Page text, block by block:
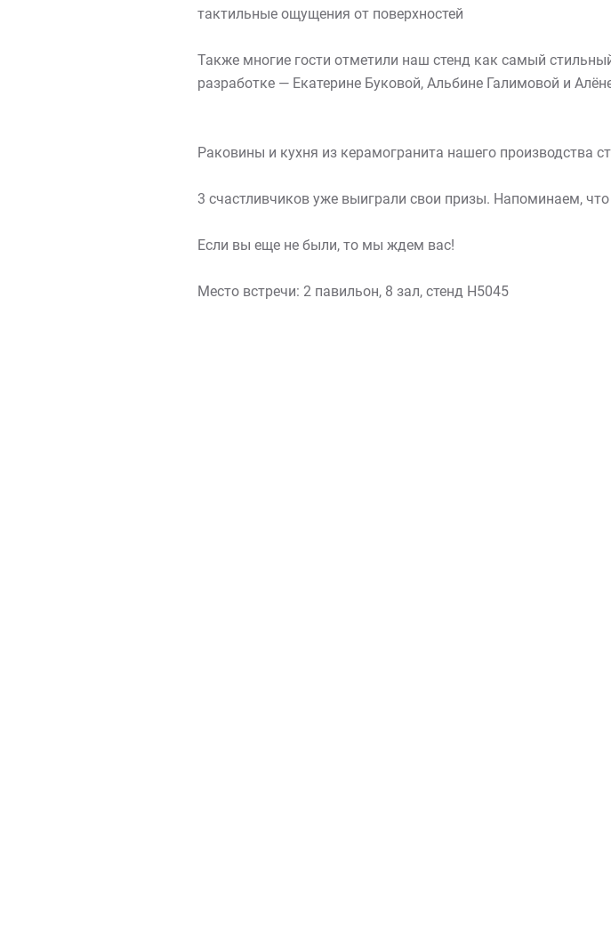
тактильные ощущения от поверхностей
Также многие гости отметили наш стенд как самый
разработке — Екатерине Буковой, Альбине Галимовой и
Раковины и кухня из керамогранита нашего производства
3 счастливчиков уже выиграли свои призы. Напоминаем,
Если вы еще не были, то мы ждем вас!
Место встречи: 2 павильон, 8 зал, стенд Н5045